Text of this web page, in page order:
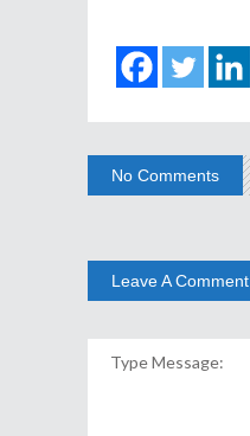
No Comments
Leave A Comment